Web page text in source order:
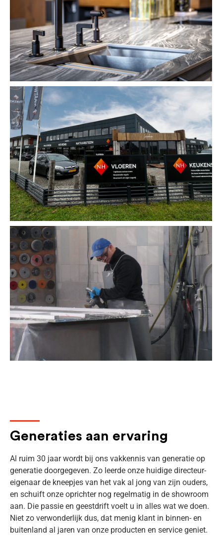
Generaties aan ervaring
Al ruim 30 jaar wordt bij ons vakkennis van generatie op
generatie doorgegeven. Zo leerde onze huidige directeur-
eigenaar de kneepjes van het vak al jong van zijn ouders,
en schuift onze oprichter nog regelmatig in de showroom
aan. Die passie en geestdrift voelt u in alles wat we doen.
Niet zo verwonderlijk dus, dat menig klant in binnen- en
buitenland al jaren van onze producten en service geniet.